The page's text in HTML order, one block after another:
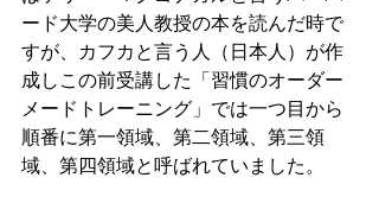
ード大学の美人教授の本を読んだ時で
すが、カフカと言う人（日本人）が作
成しこの前受講した「習慣のオーダー
メードトレーニング」では一つ目から
順番に第一領域、第二領域、第三領
域、第四領域と呼ばれていました。